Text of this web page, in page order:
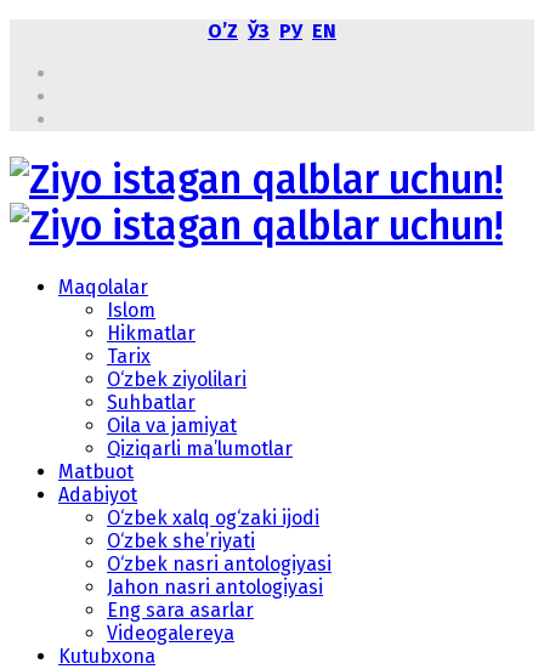
OʼZ ЎЗ РУ EN
Maqolalar
Islom
Hikmatlar
Tarix
O‘zbek ziyolilari
Suhbatlar
Oila va jamiyat
Qiziqarli ma’lumotlar
Matbuot
Adabiyot
O‘zbek xalq og‘zaki ijodi
O‘zbek she’riyati
O‘zbek nasri antologiyasi
Jahon nasri antologiyasi
Eng sara asarlar
Videogalereya
Kutubxona